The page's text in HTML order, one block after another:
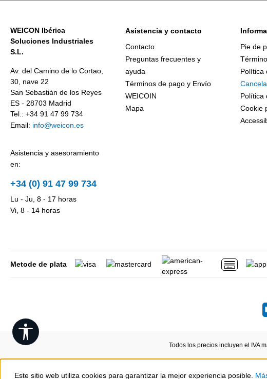
WEICON Ibérica
Soluciones Industriales
S.L.
Av. del Camino de lo Cortao,
30, nave 22
San Sebastián de los Reyes
ES - 28703 Madrid
Tel.: +34 91 47 99 734
Email: info@weicon.es
Asistencia y asesoramiento
en:
+34 (0) 91 47 99 734
Lu - Ju, 8 - 17 horas
Vi, 8 - 14 horas
Asistencia y contacto
Contacto
Preguntas frecuentes y
ayuda
Términos de pago y Envío
WEICOIN
Mapa
Pie de
Política
Política
Cookie
Metode de plata
Todos los precios incluyen el IVA
Show toolbar
Este sitio web utiliza cookies para garantizar la mejor experiencia posible.